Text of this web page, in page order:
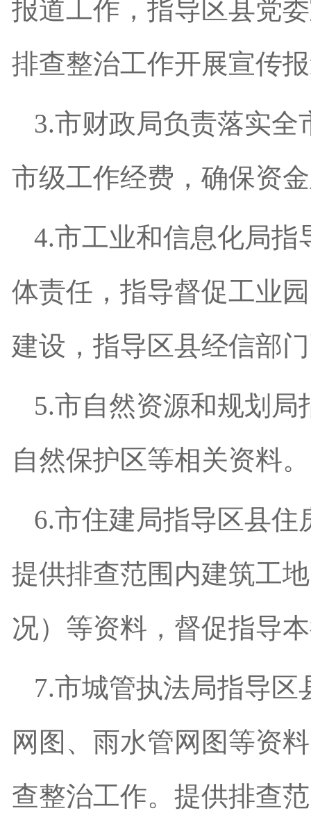
报道工作，指导区县党
排查整治工作开展宣传
3.市财政局负责落实全
市级工作经费，确保资
4.市工业和信息化局指
体责任，指导督促工业
建设，指导区县经信部
5.市自然资源和规划局
自然保护区等相关资料。
6.市住建局指导区县住
提供排查范围内建筑工
况）等资料，督促指导
7.市城管执法局指导区
网图、雨水管网图等资
查整治工作。提供排查